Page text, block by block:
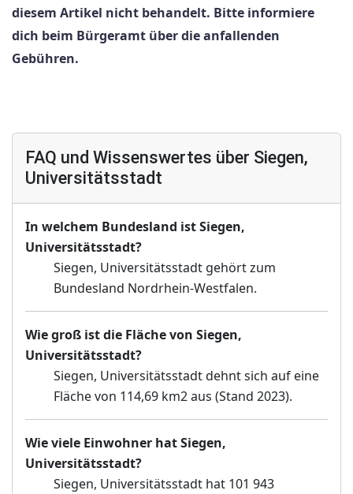
diesem Artikel nicht behandelt. Bitte informiere
dich beim Bürgeramt über die anfallenden
Gebühren.
FAQ und Wissenswertes über Siegen,
Universitätsstadt
In welchem Bundesland ist Siegen,
Universitätsstadt?
Siegen, Universitätsstadt gehört zum
Bundesland Nordrhein-Westfalen.
Wie groß ist die Fläche von Siegen,
Universitätsstadt?
Siegen, Universitätsstadt dehnt sich auf eine
Fläche von 114,69 km2 aus (Stand 2023).
Wie viele Einwohner hat Siegen,
Universitätsstadt?
Siegen, Universitätsstadt hat 101 943